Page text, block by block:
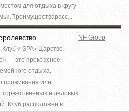
для отдыха в кругу
и SPA «Царство-
— это прекрасное
отдыха,
проживания или
торжественных и деловых
Клуб расположен в
NF Group